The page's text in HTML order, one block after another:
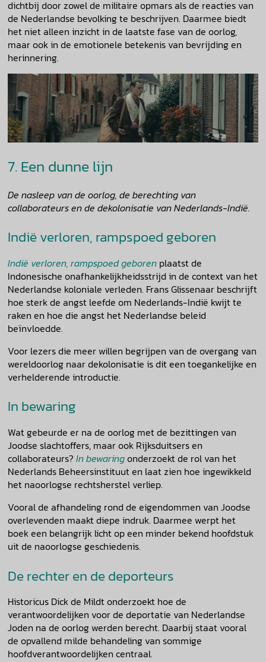
dichtbij door zowel de militaire opmars als de reacties van
de Nederlandse bevolking te beschrijven. Daarmee biedt
het niet alleen inzicht in de laatste fase van de oorlog,
maar ook in de emotionele betekenis van bevrijding en
herinnering.
7. Een dunne lijn
De nasleep van de oorlog, de berechting van
collaborateurs en de dekolonisatie van Nederlands-Indië.
Indië verloren, rampspoed geboren
Indië verloren, rampspoed geboren plaatst de
Indonesische onafhankelijkheidsstrijd in de context van het
Nederlandse koloniale verleden. Frans Glissenaar beschrijft
hoe sterk de angst leefde om Nederlands-Indië kwijt te
raken en hoe die angst het Nederlandse beleid
beïnvloedde.
Voor lezers die meer willen begrijpen van de overgang van
wereldoorlog naar dekolonisatie is dit een toegankelijke en
verhelderende introductie.
In bewaring
Wat gebeurde er na de oorlog met de bezittingen van
Joodse slachtoffers, maar ook Rijksduitsers en
collaborateurs? In bewaringonderzoekt de rol van het
Nederlands Beheersinstituut en laat zien hoe ingewikkeld
het naoorlogse rechtsherstel verliep.
Vooral de afhandeling rond de eigendommen van Joodse
overlevenden maakt diepe indruk. Daarmee werpt het
boek een belangrijk licht op een minder bekend hoofdstuk
uit de naoorlogse geschiedenis.
De rechter en de deporteurs
Historicus Dick de Mildt onderzoekt hoe de
verantwoordelijken voor de deportatie van Nederlandse
Joden na de oorlog werden berecht. Daarbij staat vooral
de opvallend milde behandeling van sommige
hoofdverantwoordelijken centraal.